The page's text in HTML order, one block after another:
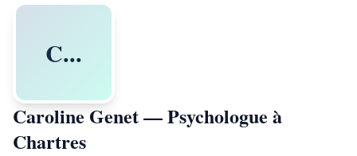
C...
Caroline Genet — Psychologue à
Chartres